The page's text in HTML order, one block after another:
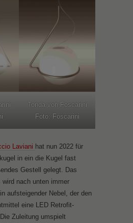
Tonda von Foscarini
Foto: Foscarini
Laviani hat nun 2022 für
in ein die Kugel fast
Gestell gelegt. Das
wird nach unten immer
aufsteigender Nebel, der den
eine LED Retrofit-
Zuleitung umspielt